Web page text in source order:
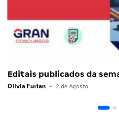
Editais publicados da
Olivia Furlan • 2 de Agosto